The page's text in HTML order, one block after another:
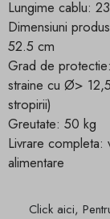
Lungime cablu:
Dimensiuni
52.5 cm
Grad de
straine cu Ø>
stropirii)
Greutate: 50 kg
Livrare completa:
alimentare
Click aici,